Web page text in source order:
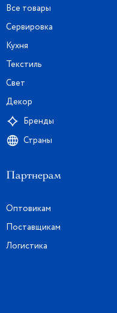
Все товары
Сервировка
Кухня
Текстиль
Свет
Декор
Бренды
Страны
Партнерам
Оптовикам
Поставщикам
Логистика